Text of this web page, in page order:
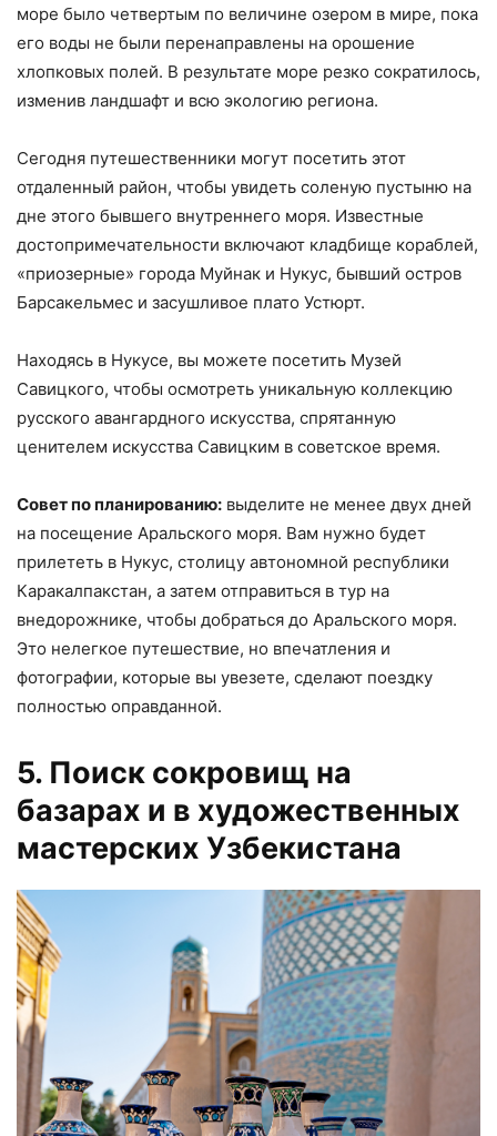
море было четвертым по величине озером в мире, пока
его воды не были перенаправлены на орошение
хлопковых полей. В результате море резко сократилось,
изменив ландшафт и всю экологию региона.
Сегодня путешественники могут посетить этот
отдаленный район, чтобы увидеть соленую пустыню на
дне этого бывшего внутреннего моря. Известные
достопримечательности включают кладбище кораблей,
«приозерные» города Муйнак и Нукус, бывший остров
Барсакельмес и засушливое плато Устюрт.
Находясь в Нукусе, вы можете посетить Музей
Савицкого, чтобы осмотреть уникальную коллекцию
русского авангардного искусства, спрятанную
ценителем искусства Савицким в советское время.
Совет по планированию: выделите не менее двух дней
на посещение Аральского моря. Вам нужно будет
прилететь в Нукус, столицу автономной республики
Каракалпакстан, а затем отправиться в тур на
внедорожнике, чтобы добраться до Аральского моря.
Это нелегкое путешествие, но впечатления и
фотографии, которые вы увезете, сделают поездку
полностью оправданной.
5. Поиск сокровищ на
базарах и в художественных
мастерских Узбекистана